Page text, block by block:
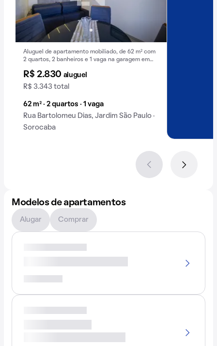
Aluguel de apartamento mobiliado, de 62 m² com
2 quartos, 2 banheiros e 1 vaga na garagem em
R$ 2.830 aluguel
R$ 3.343 total
62 m² · 2 quartos · 1 vaga
Rua Bartolomeu Dias, Jardim São Paulo ·
Sorocaba
Modelos de apartamentos
Alugar Comprar